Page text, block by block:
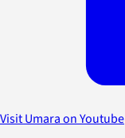
Visit Umara on Youtube